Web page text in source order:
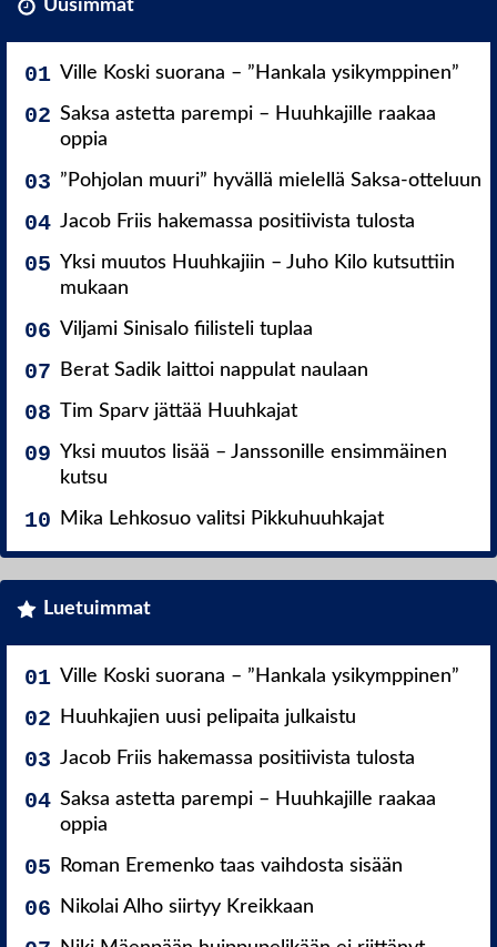
Uusimmat
Ville Koski suorana – ”Hankala ysikymppinen”
Saksa astetta parempi – Huuhkajille raakaa
oppia
”Pohjolan muuri” hyvällä mielellä Saksa-otteluun
Jacob Friis hakemassa positiivista tulosta
Yksi muutos Huuhkajiin – Juho Kilo kutsuttiin
mukaan
Viljami Sinisalo fiilisteli tuplaa
Berat Sadik laittoi nappulat naulaan
Tim Sparv jättää Huuhkajat
Yksi muutos lisää – Janssonille ensimmäinen
kutsu
Mika Lehkosuo valitsi Pikkuhuuhkajat
Luetuimmat
Ville Koski suorana – ”Hankala ysikymppinen”
Huuhkajien uusi pelipaita julkaistu
Jacob Friis hakemassa positiivista tulosta
Saksa astetta parempi – Huuhkajille raakaa
oppia
Roman Eremenko taas vaihdosta sisään
Nikolai Alho siirtyy Kreikkaan